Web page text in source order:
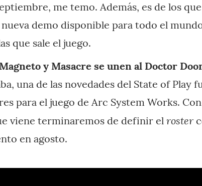
me temo. Además, es de los
demo disponible para todo el
que sale el juego.
y Masacre se unen al Doctor
una de las novedades del State of Play
para el juego de Arc System Works.
viene terminaremos de definir el roster
en agosto.